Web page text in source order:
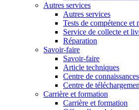
Autres services
Autres services
Tests de compétence et
Service de collecte et
Réparation
Savoir-faire
Savoir-faire
Article techniques
Centre de connaissances
Centre de
Carrière et formation
Carrière et formation